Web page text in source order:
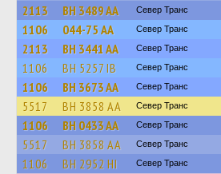
2113 BH 3489 AA Север Транс
1106 044-75 АА Север Транс
2113 BH 3441 AA Север Транс
1106 BH 5257 IB Север Транс
1106 BH 3673 AA Север Транс
5517 BH 3858 AA Север Транс
1106 BH 0433 AA Север Транс
5517 BH 3858 AA Север Транс
1106 BH 2952 HI Север Транс